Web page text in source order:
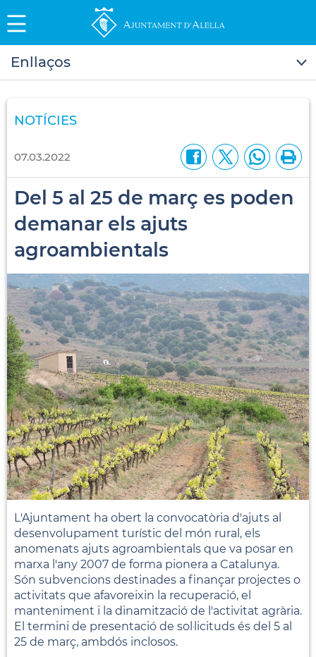
Enllaços
NOTÍCIES
07.03.2022
Del 5 al 25 de març es poden
demanar els ajuts
agroambientals
L'Ajuntament ha obert la convocatòria d'ajuts al
desenvolupament turístic del món rural, els
anomenats ajuts agroambientals que va posar en
marxa l'any 2007 de forma pionera a Catalunya.
Són subvencions destinades a finançar projectes o
activitats que afavoreixin la recuperació, el
manteniment i la dinamització de l'activitat agrària.
El termini de presentació de sol·licituds és del 5 al
25 de març, ambdós inclosos.